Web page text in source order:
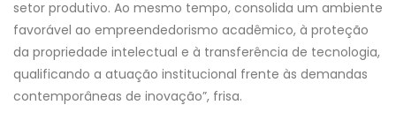
setor produtivo. Ao mesmo tempo, consolida um ambiente
favorável ao empreendedorismo acadêmico, à proteção
da propriedade intelectual e à transferência de tecnologia,
qualificando a atuação institucional frente às demandas
contemporâneas de inovação”, frisa.